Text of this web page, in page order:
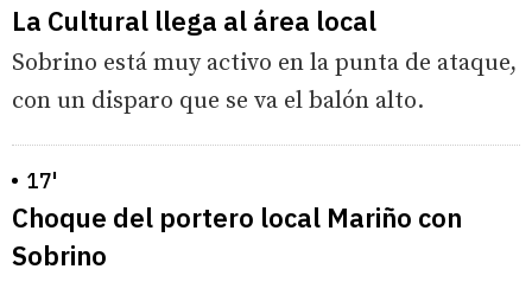
La Cultural llega al área local
Sobrino está muy activo en la punta de ataque,
con un disparo que se va el balón alto.
17'
Choque del portero local Mariño con
Sobrino